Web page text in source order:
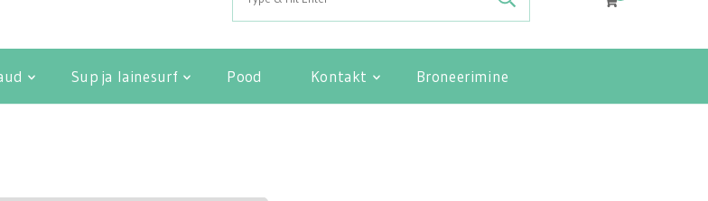
for:
Sup ja lainesurf Pood Kontakt Broneerimine